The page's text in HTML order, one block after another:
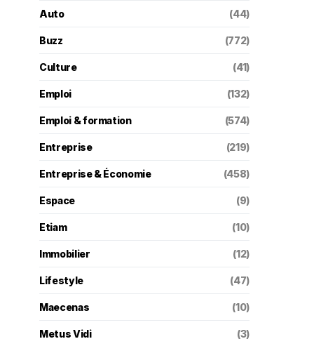
Auto (44)
Buzz (772)
Culture (41)
Emploi (132)
Emploi & formation (574)
Entreprise (219)
Entreprise & Économie (458)
Espace (9)
Etiam (10)
Immobilier (12)
Lifestyle (47)
Maecenas (10)
Metus Vidi (3)